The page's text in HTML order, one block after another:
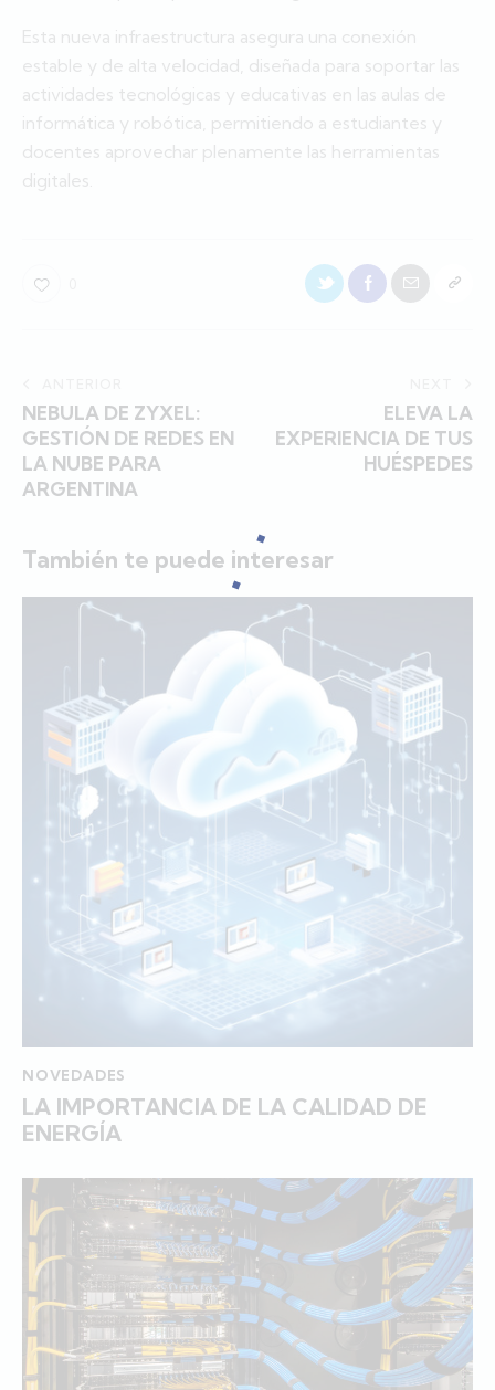
Esta nueva infraestructura asegura una conexión
estable y de alta velocidad, diseñada para soportar las
actividades tecnológicas y educativas en las aulas de
informática y robótica, permitiendo a estudiantes y
docentes aprovechar plenamente las herramientas
digitales.
NEBULA DE ZYXEL:
GESTIÓN DE REDES EN
LA NUBE PARA
ARGENTINA
ELEVA LA
EXPERIENCIA DE TUS
HUÉSPEDES
También te puede interesar
NOVEDADES
LA IMPORTANCIA DE LA CALIDAD DE
ENERGÍA